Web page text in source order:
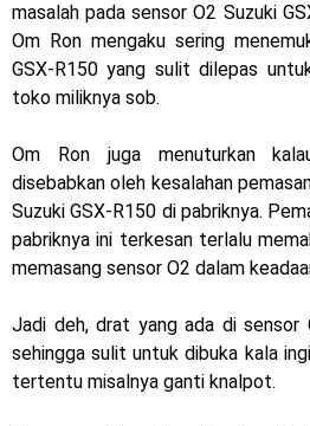
Dukung MotoGP Mandalika
motor listrik
Sudah pakai winglet Karbon,
dan YZF-R1M
Begini penampakan livery
Edition
Berkenalan dengan KTM 990 RC
masalah pada sensor O2 Suzuki
Om Ron mengaku sering
GSX-R150 yang sulit dilepas
toko miliknya sob.
Om Ron juga menuturkan
disebabkan oleh kesalahan
Suzuki GSX-R150 di pabriknya.
pabriknya ini terkesan terlalu
memasang sensor O2 dalam
Jadi deh, drat yang ada di sensor
sehingga sulit untuk dibuka kala
tertentu misalnya ganti knalpot.